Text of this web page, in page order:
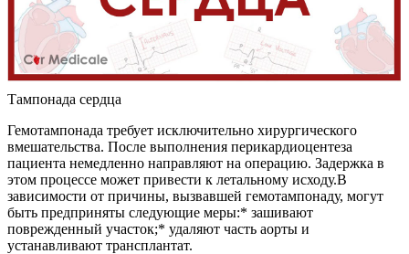
Тампонада сердца
Гемотампонада требует исключительно хирургического
вмешательства. После выполнения перикардиоцентеза
пациента немедленно направляют на операцию. Задержка в
этом процессе может привести к летальному исходу.В
зависимости от причины, вызвавшей гемотампонаду, могут
быть предприняты следующие меры:* зашивают
поврежденный участок;* удаляют часть аорты и
устанавливают трансплантат.